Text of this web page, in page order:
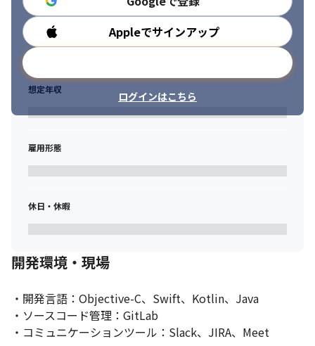
Appleでサインアップ
ログインはこちら
勤務時間
想定年収
雇用形態
休日・休暇
開発環境・現場
・開発言語：Objective-C、Swift、Kotlin、Java
・ソースコード管理：GitLab
・コミュニケーションツール：Slack、JIRA、Meet